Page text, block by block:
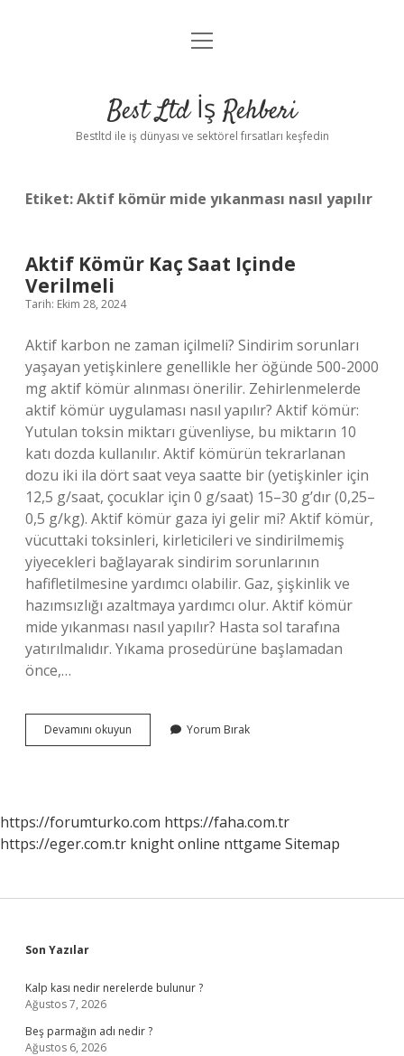
Anasayfa
Yasal Uyarı
menüyü
Best Ltd İş Rehberi
Bestltd ile iş dünyası ve sektörel fırsatları keşfedin
Etiket:Aktif kömür mide yıkanması nasıl yapılır
Aktif Kömür Kaç Saat Içinde
Verilmeli
Tarih: Ekim 28, 2024
Aktif karbon ne zaman içilmeli? Sindirim sorunları
yaşayan yetişkinlere genellikle her öğünde 500-2000
mg aktif kömür alınması önerilir. Zehirlenmelerde
aktif kömür uygulaması nasıl yapılır? Aktif kömür:
Yutulan toksin miktarı güvenliyse, bu miktarın 10
katı dozda kullanılır. Aktif kömürün tekrarlanan
dozu iki ila dört saat veya saatte bir (yetişkinler için
12,5 g/saat, çocuklar için 0 g/saat) 15–30 g’dır (0,25–
0,5 g/kg). Aktif kömür gaza iyi gelir mi? Aktif kömür,
vücuttaki toksinleri, kirleticileri ve sindirilmemiş
yiyecekleri bağlayarak sindirim sorunlarının
hafifletilmesine yardımcı olabilir. Gaz, şişkinlik ve
hazımsızlığı azaltmaya yardımcı olur. Aktif kömür
mide yıkanması nasıl yapılır? Hasta sol tarafına
yatırılmalıdır. Yıkama prosedürüne başlamadan
önce,…
Devamını okuyun
Kömür
Yorum Bırak
https://forumturko.com https://faha.com.tr
https://eger.com.tr knight online nttgame Sitemap
Sidebar
Son Yazılar
Kalp kası nedir nerelerde bulunur ?
Ağustos 7, 2026
Beş parmağın adı nedir ?
Ağustos 6, 2026